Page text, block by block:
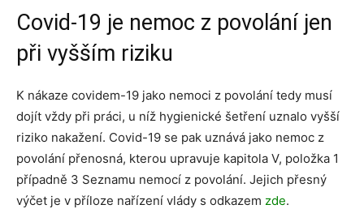
Covid-19 je nemoc z povolání jen
při vyšším riziku
K nákaze covidem-19 jako nemoci z povolání tedy musí
dojít vždy při práci, u níž hygienické šetření uznalo vyšší
riziko nakažení. Covid-19 se pak uznává jako nemoc z
povolání přenosná, kterou upravuje kapitola V, položka 1
případně 3 Seznamu nemocí z povolání. Jejich přesný
výčet je v příloze nařízení vlády s odkazem zde.